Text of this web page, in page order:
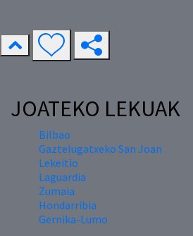
JOATEKO LEKUAK
Bilbao
Gaztelugatxeko San Joan
Lekeitio
Laguardia
Zumaia
Hondarribia
Gernika-Lumo